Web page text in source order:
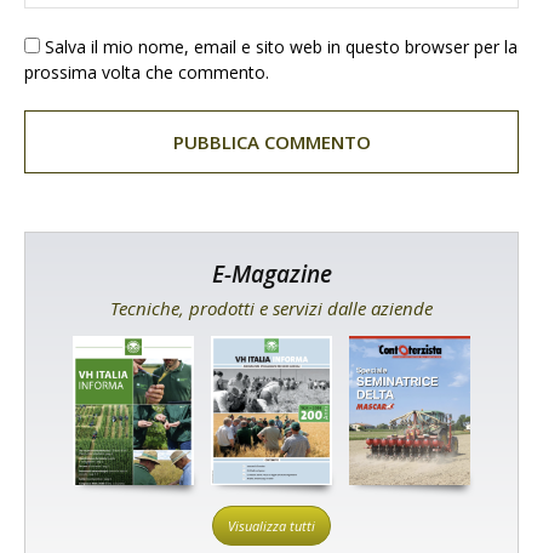
Salva il mio nome, email e sito web in questo browser per la
prossima volta che commento.
E-Magazine
Tecniche, prodotti e servizi dalle aziende
Visualizza tutti